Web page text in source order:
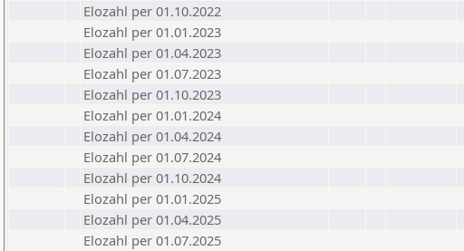
Elozahl per 01.10.2022
Elozahl per 01.01.2023
Elozahl per 01.04.2023
Elozahl per 01.07.2023
Elozahl per 01.10.2023
Elozahl per 01.01.2024
Elozahl per 01.04.2024
Elozahl per 01.07.2024
Elozahl per 01.10.2024
Elozahl per 01.01.2025
Elozahl per 01.04.2025
Elozahl per 01.07.2025